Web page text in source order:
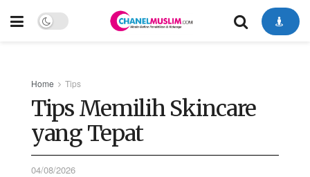
Home Tips
Tips Memilih Skincare
yang Tepat
04/08/2026